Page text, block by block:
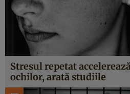
Stresul repetat
ochilor, arată studiile